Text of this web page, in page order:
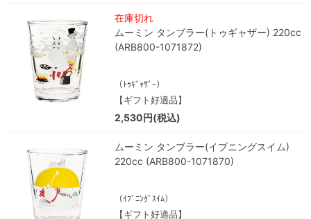
在庫切れ
ムーミン タンブラー(トゥギャザー) 220cc
(ARB800-1071872)
（ﾄｩｷﾞｬｻﾞｰ）
【ギフト好適品】
2,530円(税込)
ムーミン タンブラー(イブニングスイム)
220cc (ARB800-1071870)
（ｲﾌﾞﾆﾝｸﾞｽｲﾑ）
【ギフト好適品】